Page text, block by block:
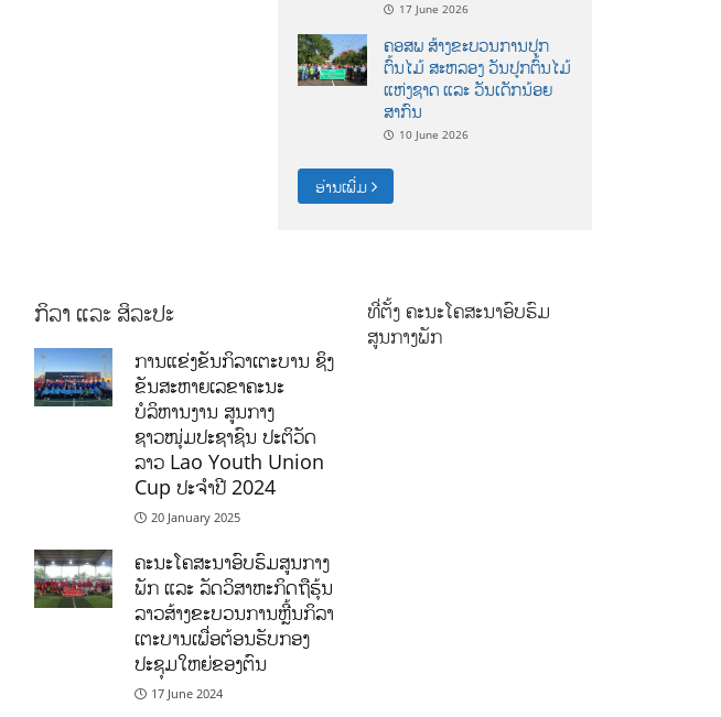
17 June 2026
ຄອສພ ສ້າງຂະບວນການປູກ
ຕົ້ນໄມ້ ສະຫລອງ ວັນປູກຕົ້ນໄມ້
ແຫ່ງຊາດ ແລະ ວັນເດັກນ້ອຍ
ສາກົນ
10 June 2026
ອ່ານເພີ່ມ
ກິລາ ແລະ ສິລະປະ
ການແຂ່ງຂັນກິລາເຕະບານ ຊິງ
ຂັນສະຫາຍເລຂາຄະນະ
ບໍລິຫານງານ ສູນກາງ
ຊາວໜຸ່ມປະຊາຊົນ ປະຕິວັດ
ລາວ Lao Youth Union
Cup ປະຈຳປີ 2024
20 January 2025
ຄະນະໂຄສະນາອົບຮົມສູນກາງ
ພັກ ແລະ ລັດວິສາຫະກິດຖືຮຸ້ນ
ລາວສ້າງຂະບວນການຫຼີ້ນກິລາ
ເຕະບານເພື່ອຕ້ອນຮັບກອງ
ປະຊຸມໃຫຍ່ຂອງຕົນ
17 June 2024
ທີ່ຕັ້ງ ຄະນະໂຄສະນາອົບຮົມ
ສູນກາງພັກ